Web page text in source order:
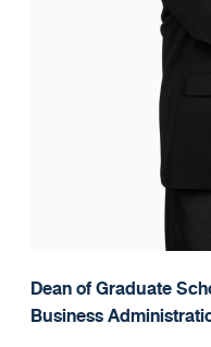
Dean of Graduate
Business